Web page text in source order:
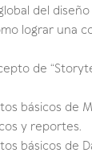
del
lograr una
de
básicos de
y reportes.
básicos de